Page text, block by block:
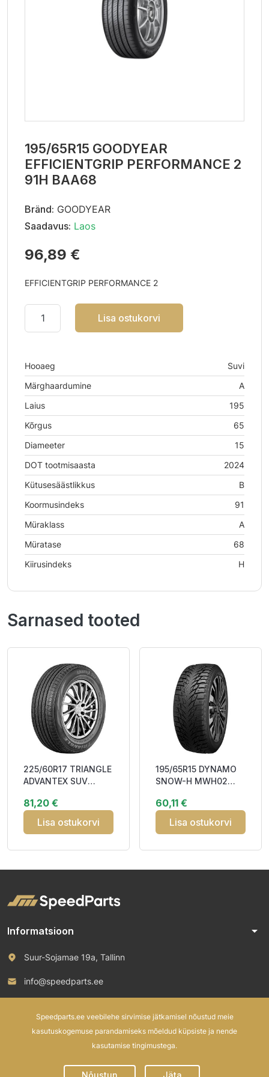
195/65R15 GOODYEAR
EFFICIENTGRIP PERFORMANCE 2
91H BAA68
Bränd: GOODYEAR
Saadavus: Laos
96,89 €
EFFICIENTGRIP PERFORMANCE 2
Lisa ostukorvi
Hooaeg
Suvi
Märghaardumine
A
Laius
195
Kõrgus
65
Diameeter
15
DOT tootmisaasta
2024
Kütusesäästlikkus
B
Koormusindeks
91
Müraklass
A
Müratase
68
Kiirusindeks
H
Sarnased tooted
225/60R17 TRIANGLE
ADVANTEX SUV
M+S
81,20 €
Lisa ostukorvi
195/65R15 DYNAMO
SNOW-H MWH02
Studdable DDB72
3PMSF M
60,11 €
Lisa ostukorvi
Informatsioon arrow_drop_down
Suur-Sojamae 19a, Tallinn
info@speedparts.ee
Speedparts.ee veebilehe sirvimise jätkamisel nõustud meie
kasutuskogemuse parandamiseks mõeldud küpsiste ja nende
kasutamise tingimustega.
Nõustun Jäta